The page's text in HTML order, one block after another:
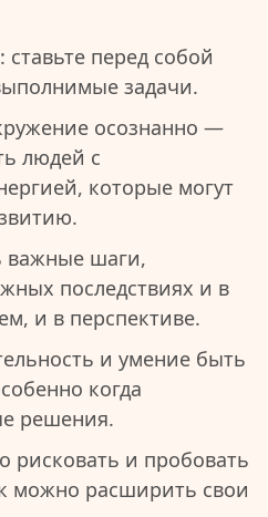
ставьте перед собой
задачи.
осознанно —
людей с
которые могут
важные шаги,
последствиях и в
и в перспективе.
и умение быть
когда
решения.
рисковать и пробовать
можно расширить свои